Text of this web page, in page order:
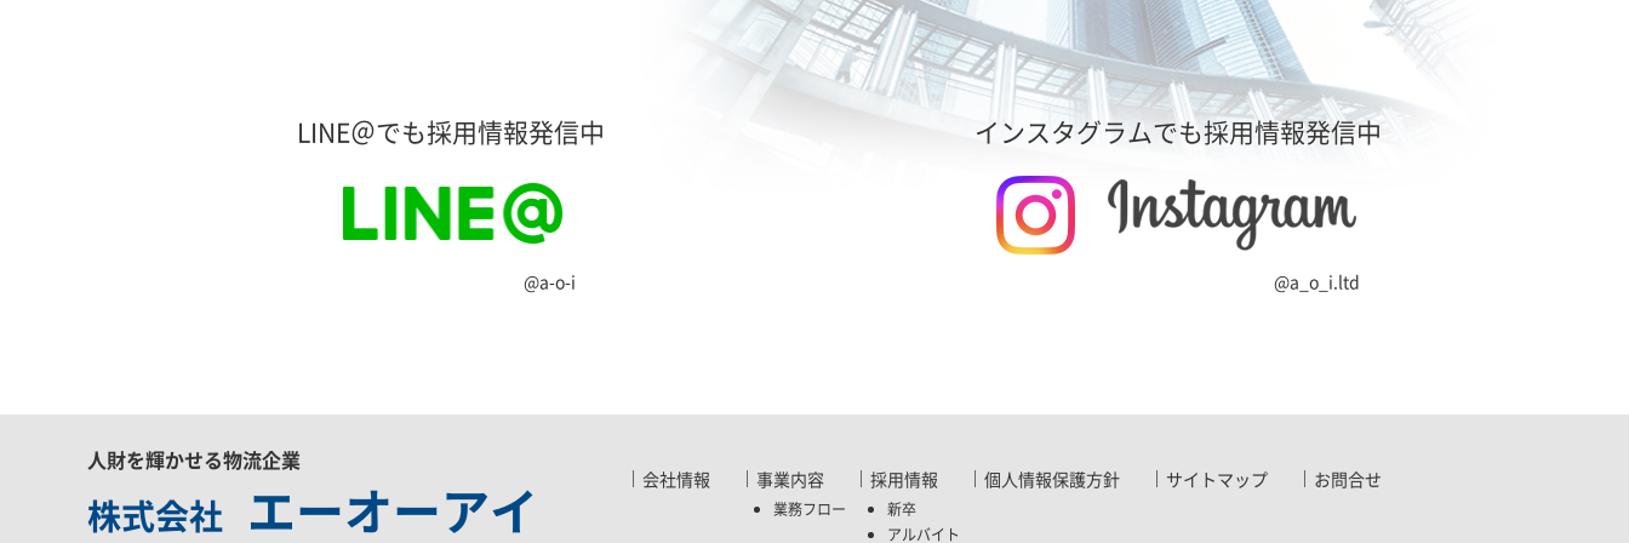
LINE＠でも採用情報発信中
@a-o-i
インスタグラムでも採用情報発信中
@a_o_i.ltd
人財を輝かせる物流企業
株式会社 エーオーアイ 会社情報 事業内容
業務フロー
採用情報
新卒
アルバイト
個人情報保護方針 サイトマップ お問合せ